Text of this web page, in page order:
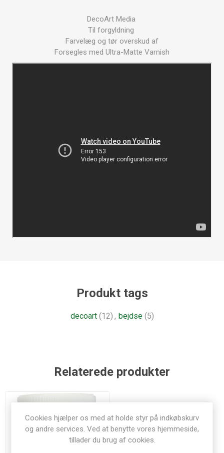
DecoArt Media
Til forgyldning
Farvelæg og tør overskud af
Forsegles med Ultra-Matte Varnish
Produkt tags
decoart (12) , bejdse (5)
Relaterede produkter
Cookies hjælper os med at holde styr på indkøbskurv
og andre services. Ved at benytte vores hjemmeside,
tillader du brug af cookies.